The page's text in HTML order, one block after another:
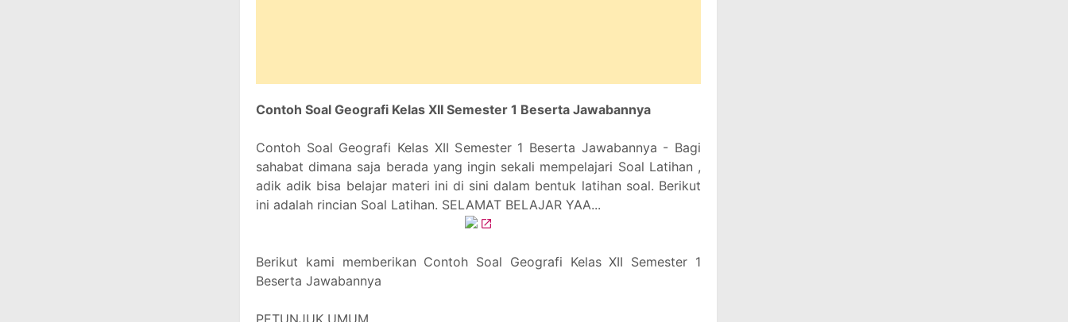
Contoh Soal Geografi Kelas XII Semester 1 Beserta Jawabannya
Contoh Soal Geografi Kelas XII Semester 1 Beserta Jawabannya - Bagi
sahabat dimana saja berada yang ingin sekali mempelajari Soal Latihan ,
adik adik bisa belajar materi ini di sini dalam bentuk latihan soal. Berikut
ini adalah rincian Soal Latihan. SELAMAT BELAJAR YAA...
Berikut kami memberikan Contoh Soal Geografi Kelas XII Semester 1
Beserta Jawabannya
PETUNJUK UMUM